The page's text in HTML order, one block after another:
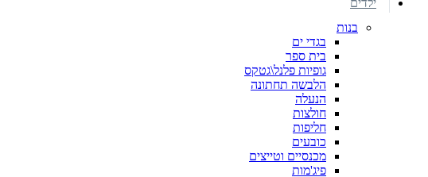
ילדים
בנות
בגדי ים
בית ספר
גופיות פלנל\גטקס
הלבשה תחתונה
הנעלה
חולצות
חליפות
כובעים
מכנסיים וטייצים
פיג'מות